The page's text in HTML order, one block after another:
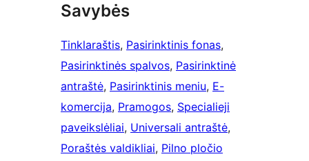
Savybės
Tinklaraštis, Pasirinktinis fonas
Pasirinktinės spalvos, Pasirinktinė
antraštė, Pasirinktinis meniu, E-
komercija, Pramogos, Specialieji
paveikslėliai, Universali antraštė
Poraštės valdikliai, Pilno pločio